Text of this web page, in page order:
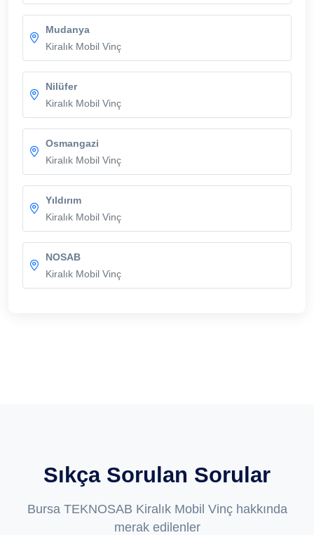
Mudanya
Kiralık Mobil Vinç
Nilüfer
Kiralık Mobil Vinç
Osmangazi
Kiralık Mobil Vinç
Yıldırım
Kiralık Mobil Vinç
NOSAB
Kiralık Mobil Vinç
Sıkça Sorulan Sorular
Bursa TEKNOSAB Kiralık Mobil Vinç hakkında
merak edilenler